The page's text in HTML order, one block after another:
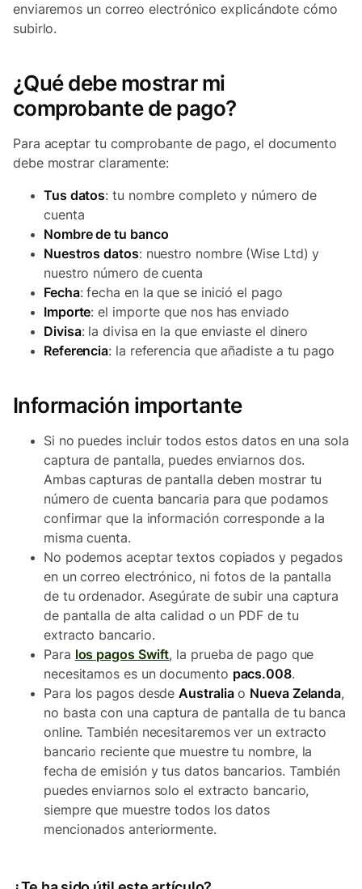
enviaremos un correo electrónico explicándote cómo
subirlo.
¿Qué debe mostrar mi
comprobante de pago?
Para aceptar tu comprobante de pago, el documento
debe mostrar claramente:
Tus datos: tu nombre completo y número de
cuenta
Nombre de tu banco
Nuestros datos: nuestro nombre (Wise Ltd) y
nuestro número de cuenta
Fecha: fecha en la que se inició el pago
Importe: el importe que nos has enviado
Divisa: la divisa en la que enviaste el dinero
Referencia: la referencia que añadiste a tu pago
Información importante
Si no puedes incluir todos estos datos en una sola
captura de pantalla, puedes enviarnos dos.
Ambas capturas de pantalla deben mostrar tu
número de cuenta bancaria para que podamos
confirmar que la información corresponde a la
misma cuenta.
No podemos aceptar textos copiados y pegados
en un correo electrónico, ni fotos de la pantalla
de tu ordenador. Asegúrate de subir una captura
de pantalla de alta calidad o un PDF de tu
extracto bancario.
Para los pagos Swift, la prueba de pago que
necesitamos es un documento pacs.008.
Para los pagos desdeAustraliao Nueva Zelanda,
no basta con una captura de pantalla de tu banca
online. También necesitaremos ver un extracto
bancario reciente que muestre tu nombre, la
fecha de emisión y tus datos bancarios. También
puedes enviarnos solo el extracto bancario,
siempre que muestre todos los datos
mencionados anteriormente.